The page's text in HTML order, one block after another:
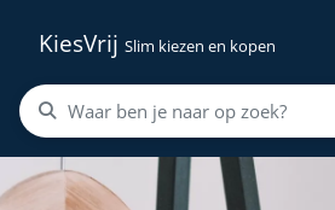
KiesVrij Slim kiezen en kopen